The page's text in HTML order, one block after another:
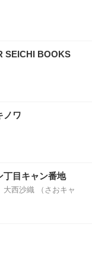
SEICHI BOOKS
ノワ
丁目キャン番地
大西沙織 （さおキャ